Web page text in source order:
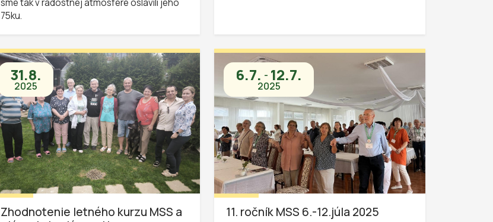
sme tak v radostnej atmosfére oslávili jeho
75ku.
31.8.
2025
Zhodnotenie letného kurzu MSS a
6.7. - 12.7.
2025
11. ročník MSS 6.-12.júla 2025